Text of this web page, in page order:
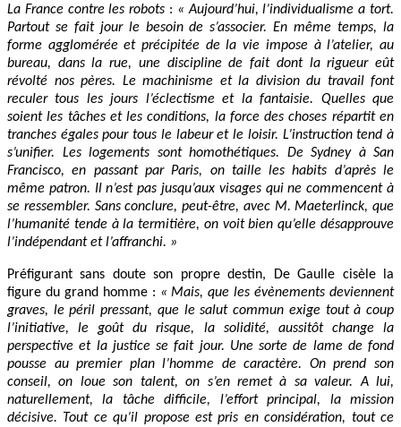
La France contre les robots : « Aujourd’hui, l’individualisme a tort.
Partout se fait jour le besoin de s’associer. En même temps, la
forme agglomérée et précipitée de la vie impose à l’atelier, au
bureau, dans la rue, une discipline de fait dont la rigueur eût
révolté nos pères. Le machinisme et la division du travail font
reculer tous les jours l’éclectisme et la fantaisie. Quelles que
soient les tâches et les conditions, la force des choses répartit en
tranches égales pour tous le labeur et le loisir. L’instruction tend à
s’unifier. Les logements sont homothétiques. De Sydney à San
Francisco, en passant par Paris, on taille les habits d’après le
même patron. Il n’est pas jusqu’aux visages qui ne commencent à
se ressembler. Sans conclure, peut-être, avec M. Maeterlinck, que
l’humanité tende à la termitière, on voit bien qu’elle désapprouve
l’indépendant et l’affranchi. »
Préfigurant sans doute son propre destin, De Gaulle cisèle la
figure du grand homme : « Mais, que les évènements deviennent
graves, le péril pressant, que le salut commun exige tout à coup
l’initiative, le goût du risque, la solidité, aussitôt change la
perspective et la justice se fait jour. Une sorte de lame de fond
pousse au premier plan l’homme de caractère. On prend son
conseil, on loue son talent, on s’en remet à sa valeur. A lui,
naturellement, la tâche difficile, l’effort principal, la mission
décisive. Tout ce qu’il propose est pris en considération, tout ce